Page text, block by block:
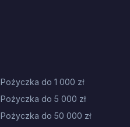
Pożyczka do 1 000 zł
Pożyczka do 5 000 zł
Pożyczka do 50 000 zł